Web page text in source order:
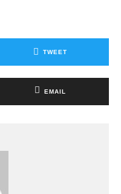
TWEET
EMAIL